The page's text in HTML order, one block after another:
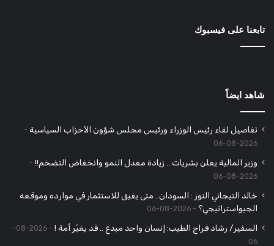
تابعنا على فيسبوك
شاهد ايضاً
تفاصيل لقاء رئيس الوزراء ورئيس مجلس شؤون الأحزاب السياسية
2026-08-06
وزير المالية يعلن بشريات .. زيادة معدل النمو وانخفاض التضخم!!
2026-08-06
خالد التيجاني النور : السودان.. متى يفيق للاستثمار في موارده وموقعه
الجيواستراتيجي؟
2026-08-06
السفير/ رشاد فراج الطيب: إنسان واحد مبدع .. قد يغيّر أمة !
2026-08-
06